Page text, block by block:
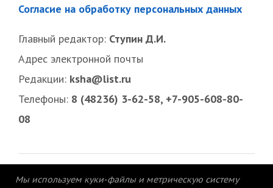
Согласие на обработку персональных данных
Главный редактор: Ступин Д.И.
Адрес электронной почты
Редакции: ksha@list.ru
Телефоны: 8 (48236) 3-62-58, +7-905-608-80-
08
Мы используем куки-файлы и метрическую систему